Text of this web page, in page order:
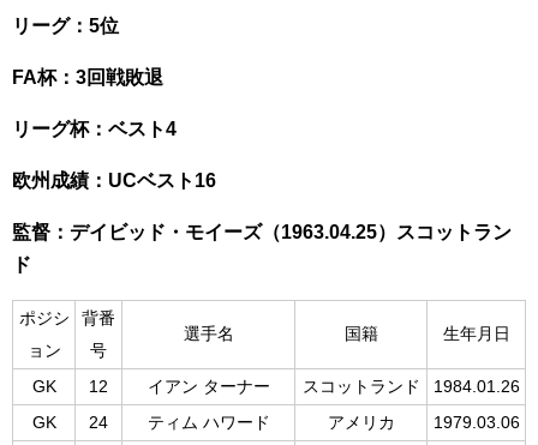
リーグ：5位
FA杯：3回戦敗退
リーグ杯：ベスト4
欧州成績：UCベスト16
監督：デイビッド・モイーズ（1963.04.25）スコットラン
ド
ポジシ
ョン
背番
号
選手名 国籍 生年月日
GK 12 イアン ターナー スコットランド
1984.01.26
GK
24 ティム ハワード アメリカ 1979.03.06